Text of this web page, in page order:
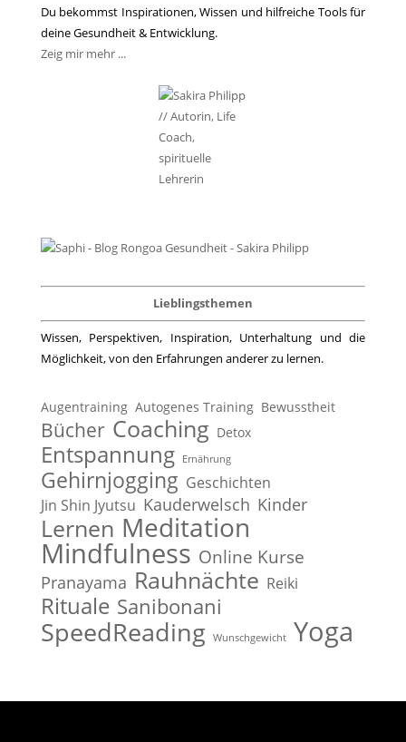
Du bekommst Inspirationen, Wissen und hilfreiche Tools für
deine Gesundheit & Entwicklung.
Zeig mir mehr ...
Lieblingsthemen
Wissen, Perspektiven, Inspiration, Unterhaltung und die
Möglichkeit, von den Erfahrungen anderer zu lernen.
Augentraining Autogenes Training Bewusstheit
Bücher Coaching Detox
Entspannung Ernährung
Gehirnjogging Geschichten
Jin Shin Jyutsu Kauderwelsch Kinder
Lernen Meditation
Mindfulness Online Kurse
Pranayama Rauhnächte Reiki
Rituale Sanibonani
SpeedReading Wunschgewicht Yoga